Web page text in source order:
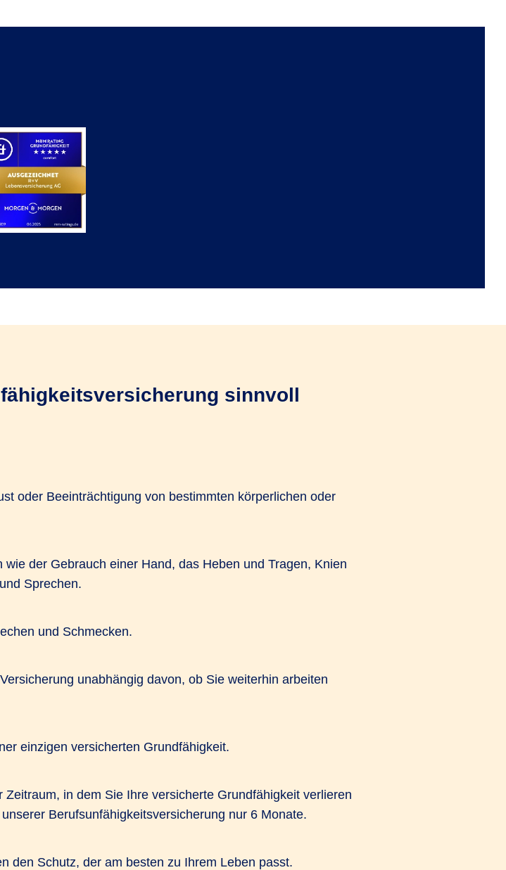
sinnvoll
oder Beeinträchtigung von bestimmten körperlichen oder
der Gebrauch einer Hand, das Heben und Tragen, Knien
Sprechen.
und Schmecken.
unabhängig davon, ob Sie weiterhin arbeiten
einzigen versicherten Grundfähigkeit.
in dem Sie Ihre versicherte Grundfähigkeit verlieren
Berufsunfähigkeitsversicherung nur 6 Monate.
den Schutz, der am besten zu Ihrem Leben passt.